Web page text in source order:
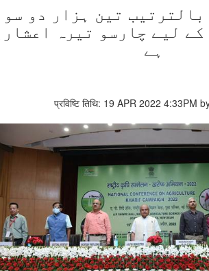
ہدف بالترتیب تین ہزار
لیے چارسو تیرہ
ہے
प्रविष्टि तिथि: 19 APR 2022 4:33PM